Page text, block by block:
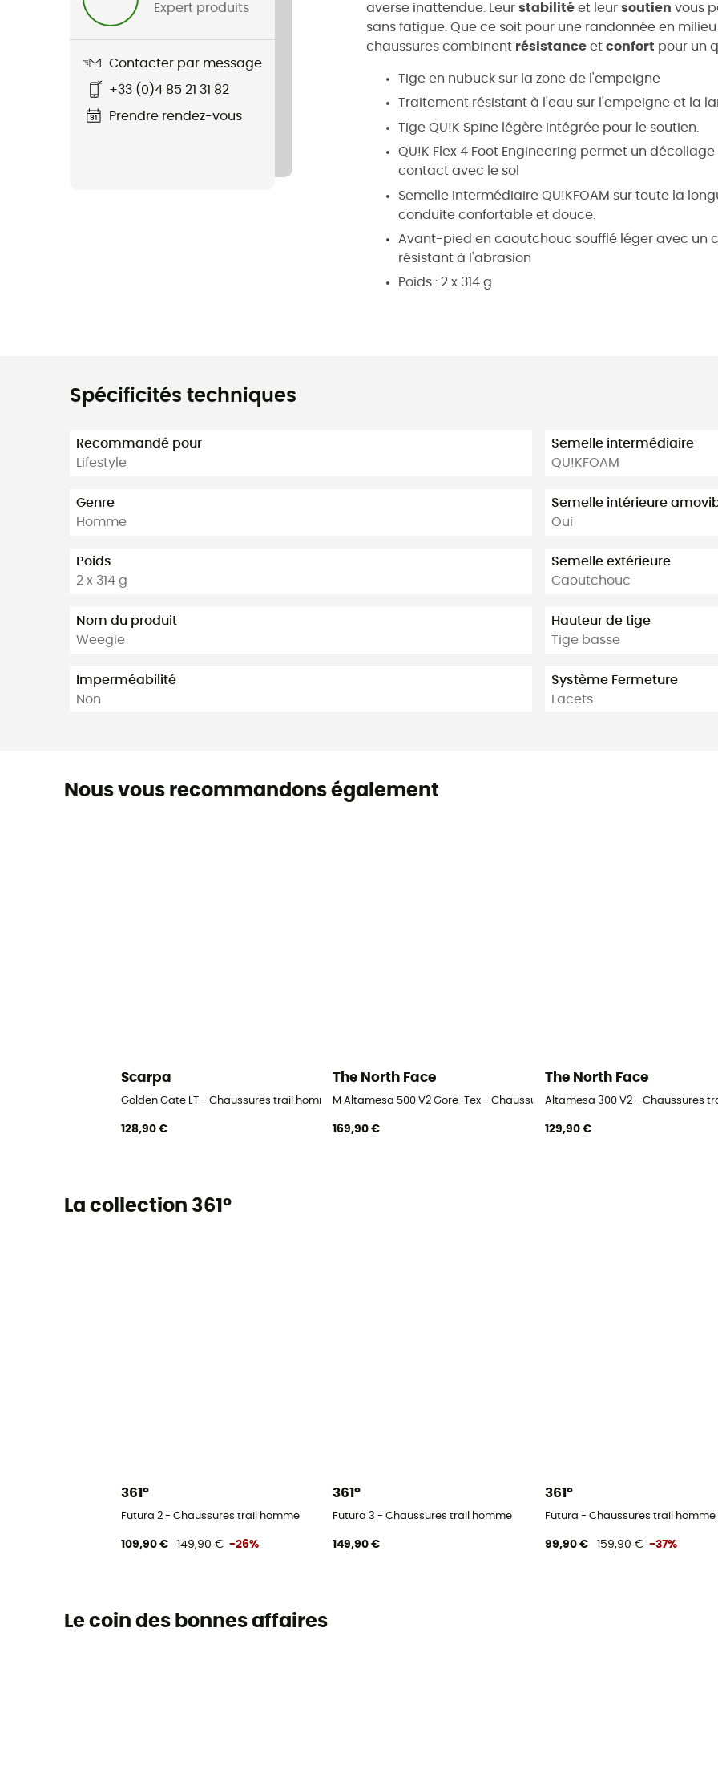
Expert produits
Contacter par message
+33 (0)4 85 21 31 82
Prendre rendez-vous
averse inattendue. Leur stabilité et leur soutien vous
sans fatigue. Que ce soit pour une randonnée en
chaussures combinent résistance et confort pour un
Tige en nubuck sur la zone de l'empeigne
Traitement résistant à l'eau sur l'empeigne et la
Tige QU!K Spine légère intégrée pour le soutien.
QU!K Flex 4 Foot Engineering permet un
contact avec le sol
Semelle intermédiaire QU!KFOAM sur toute la
conduite confortable et douce.
Avant-pied en caoutchouc soufflé léger avec un
résistant à l'abrasion
Poids : 2 x 314 g
Spécificités techniques
Recommandé pour
Lifestyle
Genre
Homme
Poids
2 x 314 g
Nom du produit
Weegie
Imperméabilité
Non
Semelle intermédiaire
QU!KFOAM
Semelle intérieure
Oui
Semelle extérieure
Caoutchouc
Hauteur de tige
Tige basse
Système Fermeture
Lacets
Nous vous recommandons également
Scarpa
Golden Gate LT - Chaussures trail homme
128,90 €
The North Face
M Altamesa 500 V2 Gore-Tex - Chaussures trail homme
169,90 €
The North Face
Altamesa 300 V2 - Chaussures
129,90 €
La collection 361°
361°
Futura 2 - Chaussures trail homme
109,90 € 149,90 € -26%
361°
Futura 3 - Chaussures trail homme
149,90 €
361°
Futura - Chaussures trail homme
99,90 € 159,90 € -37%
Le coin des bonnes affaires